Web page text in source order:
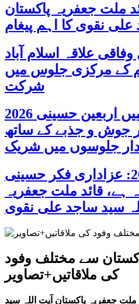
ملت جعفریہ پاکستان
نقوی کا اہم پیغام
علاقہ اسلام آباد
کے مرکزی جلوس میں
شرکت
پاکستان بھر میں اربعین حسینی 2026
جوش و جذبے کے ساتھ
جلوسوں میں شریک
اربعین حسینی 2026: عزاداری فکر حسینی
ہے، قائد ملت جعفریہ
سید ساجد علی نقوی
سے مختلف وفود
کی ملاقاتیں+تصاویر
جعفریہ پاکستان آیت اللہ سید